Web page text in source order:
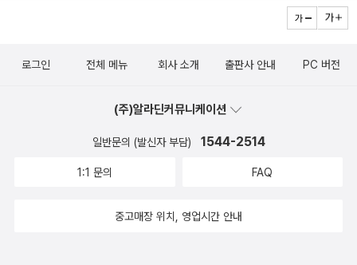
국의 독자들과 나누기 위해, 번역이라는 필터를 거치지 않고 직접 소
들인다. 그에게 한국을 사랑한다는 의미는, ‘한국의 문화를 사랑한
한국의 독자들과 나누려는 바로 그 행위에 있다. 이로써 한국 사회는
‘한국 문화를 사랑하고 애정하는 어떤 외국인의 책’이 아닌 한국의 독
을 지난 몇 년 동안 차곡차곡 책으로 만날 수 있었고, 그의 이런 축적
의 문을 여는 데 기여할 것으로 전망한다. 물론 그렇게 한국 사회에 펼
로그인 전체 메뉴 회사 소개 출판사 안내 PC 버전
(주)알라딘커뮤니케이션
일반문의 (발신자 부담) 1544-2514
1:1 문의 FAQ
중고매장 위치, 영업시간 안내